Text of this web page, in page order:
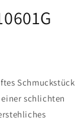
Schmuckstück
schlichten